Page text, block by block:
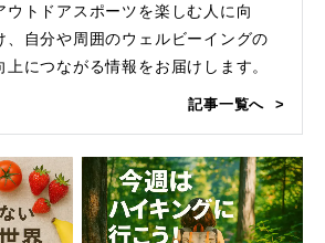
ウトドアスポーツを楽しむ人に向
、自分や周囲のウェルビーイングの
上につながる情報をお届けします。
記事一覧へ